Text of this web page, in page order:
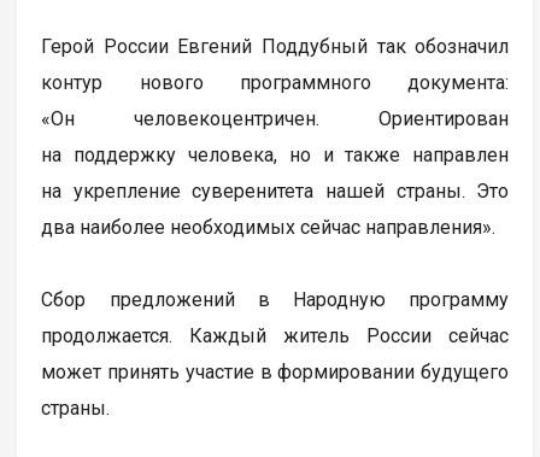
Герой России Евгений Поддубный так обозначил
контур нового программного документа:
«Он человекоцентричен. Ориентирован
на поддержку человека, но и также направлен
на укрепление суверенитета нашей страны. Это
два наиболее необходимых сейчас направления».
Сбор предложений в Народную программу
продолжается. Каждый житель России сейчас
может принять участие в формировании будущего
страны.